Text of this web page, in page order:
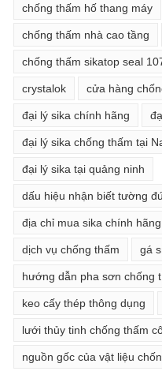
chống thấm hố thang máy
chống thấm nhà cao tầng
chống thấm sikatop seal
crystalok cửa hàng
đại lý sika chính hãng
đại lý sika chống thấm tại
đại lý sika tại quảng ninh
dấu hiệu nhận biết tường
địa chỉ mua sika chính
dịch vụ chống thấm gá
hướng dẫn pha sơn chống
keo cấy thép thông dụng
lưới thủy tinh chống thấm
nguồn gốc của vật liệu